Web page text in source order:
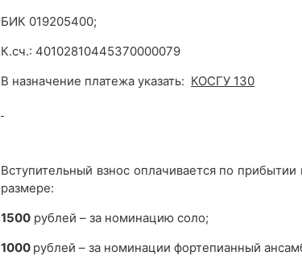
БИК 019205400;
К.сч.: 40102810445370000079
В назначение платежа указать: КОСГУ 130
Вступительный взнос оплачивается по
размере:
1500 рублей – за номинацию соло;
1000 рублей – за номинации фортепианный